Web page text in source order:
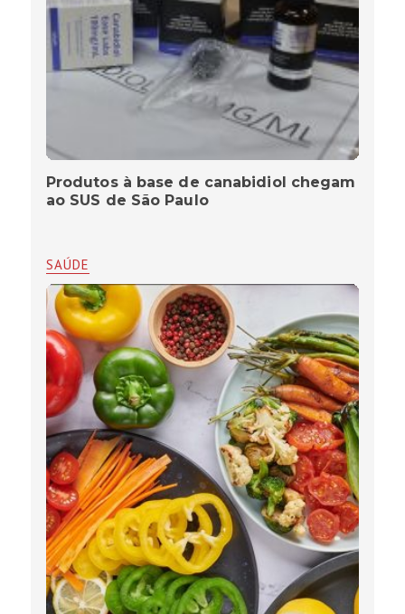
Produtos à base de canabidiol chegam
ao SUS de São Paulo
SAÚDE